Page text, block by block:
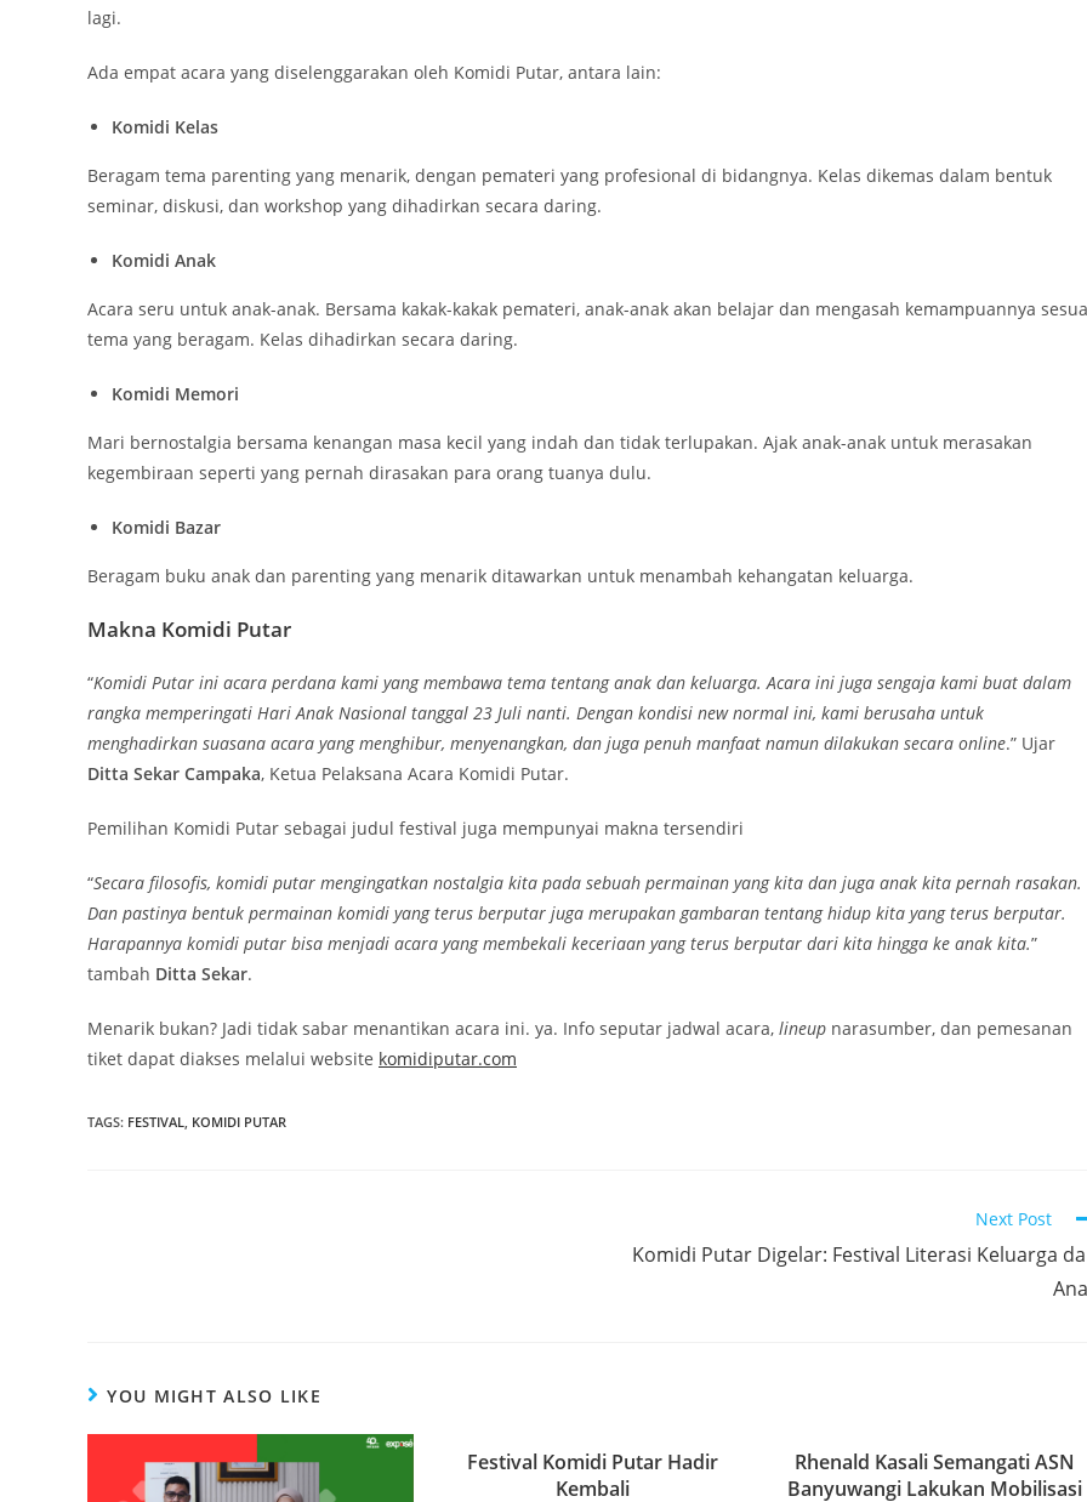
lagi.
Ada empat acara yang diselenggarakan oleh Komidi Putar, antara lain:
Komidi Kelas
Beragam tema parenting yang menarik, dengan pemateri yang profesional di bidangnya. Kelas dikemas dalam bentuk
seminar, diskusi, dan workshop yang dihadirkan secara daring.
Komidi Anak
Acara seru untuk anak-anak. Bersama kakak-kakak pemateri, anak-anak akan belajar dan mengasah kemampuannya
tema yang beragam. Kelas dihadirkan secara daring.
Komidi Memori
Mari bernostalgia bersama kenangan masa kecil yang indah dan tidak terlupakan. Ajak anak-anak untuk merasakan
kegembiraan seperti yang pernah dirasakan para orang tuanya dulu.
Komidi Bazar
Beragam buku anak dan parenting yang menarik ditawarkan untuk menambah kehangatan keluarga.
Makna Komidi Putar
“Komidi Putar ini acara perdana kami yang membawa tema tentang anak dan keluarga. Acara ini juga sengaja kami buat dalam
rangka memperingati Hari Anak Nasional tanggal 23 Juli nanti. Dengan kondisi new normal ini, kami berusaha untuk
menghadirkan suasana acara yang menghibur, menyenangkan, dan juga penuh manfaat namun dilakukan secara online.” Ujar
Ditta Sekar Campaka, Ketua Pelaksana Acara Komidi Putar.
Pemilihan Komidi Putar sebagai judul festival juga mempunyai makna tersendiri
“Secara filosofis, komidi putar mengingatkan nostalgia kita pada sebuah permainan yang kita dan juga anak kita pernah rasakan.
Dan pastinya bentuk permainan komidi yang terus berputar juga merupakan gambaran tentang hidup kita yang terus berputar.
Harapannya komidi putar bisa menjadi acara yang membekali keceriaan yang terus berputar dari kita hingga ke anak kita.”
tambah Ditta Sekar.
Menarik bukan? Jadi tidak sabar menantikan acara ini. ya. Info seputar jadwal acara, lineup narasumber, dan pemesanan
tiket dapat diakses melalui website komidiputar.com
TAGS: FESTIVAL KOMIDI PUTAR
Next Post
Komidi Putar Digelar: Festival Literasi Keluarga
YOU MIGHT ALSO LIKE
Festival Komidi Putar Hadir
Kembali
Rhenald Kasali Semangati ASN
Banyuwangi Lakukan Mobilisasi